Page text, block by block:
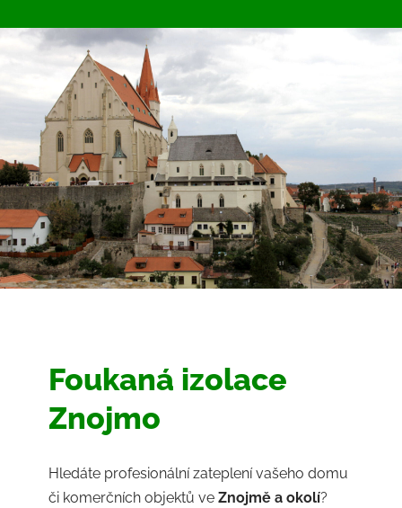
Foukaná izolace
Znojmo
Hledáte profesionální zateplení vašeho domu
či komerčních objektů ve Znojmě a okolí?